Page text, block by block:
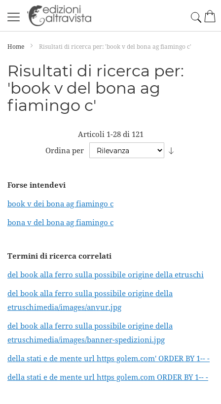
al
contenuto
Home Risultati di ricerca per: 'book v del bona ag fiamingo c'
Risultati di ricerca per:
'book v del bona ag
fiamingo c'
Articoli 1-28di 121
Ordina per
Forse intendevi
book v dei bona ag fiamingo c
bona v del bona ag fiamingo c
Termini di ricerca correlati
del book alla ferro sulla possibile origine della etruschi
del book alla ferro sulla possibile origine della
etruschimedia/images/anvur.jpg
del book alla ferro sulla possibile origine della
etruschimedia/images/banner-spedizioni.jpg
della stati e de mente url https golem.com' ORDER BY 1-- -
della stati e de mente url https golem.com ORDER BY 1-- -